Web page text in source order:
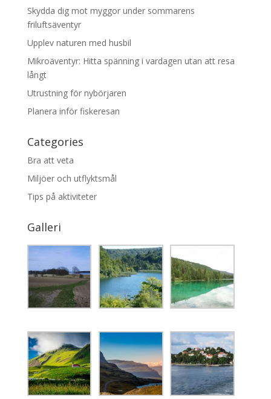
Skydda dig mot myggor under sommarens
friluftsäventyr
Upplev naturen med husbil
Mikroäventyr: Hitta spänning i vardagen utan att resa
långt
Utrustning för nybörjaren
Planera inför fiskeresan
Categories
Bra att veta
Miljöer och utflyktsmål
Tips på aktiviteter
Galleri